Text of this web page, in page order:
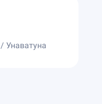
/ Унаватуна